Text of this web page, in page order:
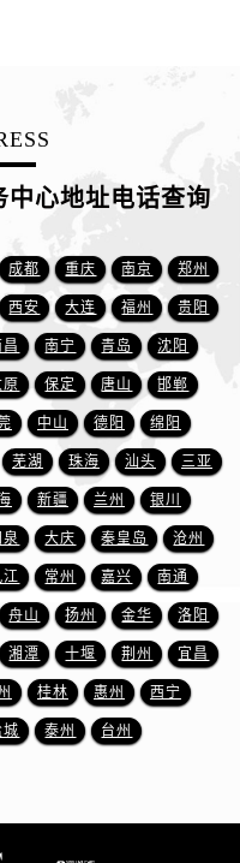
江苏省常州市新北区龙锦路1590号现代传媒中心5号楼10层1008室万国售后服务中心（需提前预约）
江苏省连云港市海州区通灌北路万国售后服务中心（需提前预约）
江苏省南京市秦淮区中山南路1号南京中心22层22-C1-C3室万国售后服务中心（需提前预约）
江苏省宿迁市宿城区西湖路万国售后服务中心（需提前预约）
江苏省泰州市海陵区永定东路399号置地商务中心东塔（华润万象城）17层1706室万国售后服务中心（需提前预约）
江苏省徐州市鼓楼区淮海东路29号苏宁广场IFC国际金融中心35层3508室万国售后服务中心（需提前预约）
江苏省盐城市盐都区世纪大道5号盐城金融城写字楼1号楼16层1604室万国售后服务中心（需提前预约）
江苏省扬州市邗江区国展路29号星耀天地写字楼1号楼18层1803室万国售后服务中心（需提前预约）
江苏省镇江市京口区中山东路万国售后服务中心（需提前预约）
江西省抚州市临川区赣东大道万国售后服务中心（需提前预约）
江西省赣州市章贡区文清路万国售后服务中心（需提前预约）
江西省吉安市吉州区井冈山大道万国售后服务中心（需提前预约）
江西省景德镇市珠山区珠山中路万国售后服务中心（需提前预约）
江西省九江市浔阳区浔阳路万国售后服务中心（需提前预约）
江西省南昌市红谷滩新区红谷中大道998号绿地双子塔（中央广场）A1座办公楼14层1407室万国售后服务中心（需提前预约）
中心地址电话查询
成都 重庆 南京 郑州
西安 大连 福州 贵阳
昌 南宁 青岛 沈阳
原 保定 唐山 邯郸
中山 德阳 绵阳
芜湖 珠海 汕头 三亚
新疆 兰州 银川
泉 大庆 秦皇岛 沧州
江 常州 嘉兴 南通
舟山 扬州 金华 洛阳
湘潭 十堰 荆州 宜昌
桂林 惠州 西宁
城 泰州 台州